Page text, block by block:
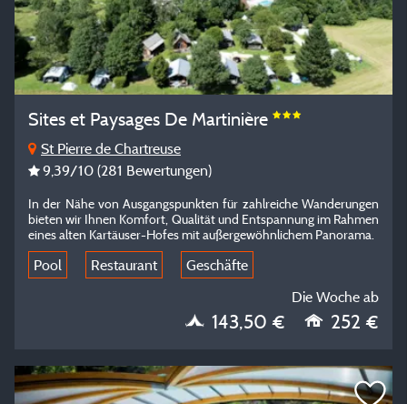
Sites et Paysages De Martinière
St Pierre de Chartreuse
9,39/10 (281 Bewertungen)
In der Nähe von Ausgangspunkten für zahlreiche Wanderungen
bieten wir Ihnen Komfort, Qualität und Entspannung im Rahmen
eines alten Kartäuser-Hofes mit außergewöhnlichem Panorama.
Pool Restaurant
Geschäfte
Die Woche ab
143,50 € 252 €